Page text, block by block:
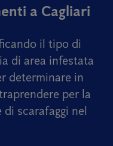
a Cagliari
il tipo di
di area infestata
determinare in
per la
scarafaggi nel